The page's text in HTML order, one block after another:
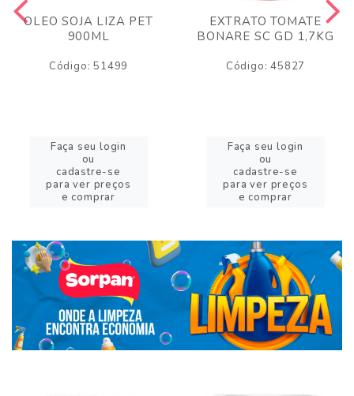
OLEO SOJA LIZA PET
900ML
Código: 51499
Faça seu login
ou
cadastre-se
para ver preços
e comprar
EXTRATO TOMATE
BONARE SC GD 1,7KG
Código: 45827
Faça seu login
ou
cadastre-se
para ver preços
e comprar